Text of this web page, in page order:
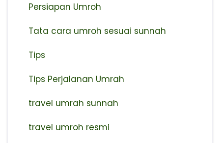
Persiapan Umroh
Tata cara umroh sesuai sunnah
Tips
Tips Perjalanan Umrah
travel umrah sunnah
travel umroh resmi